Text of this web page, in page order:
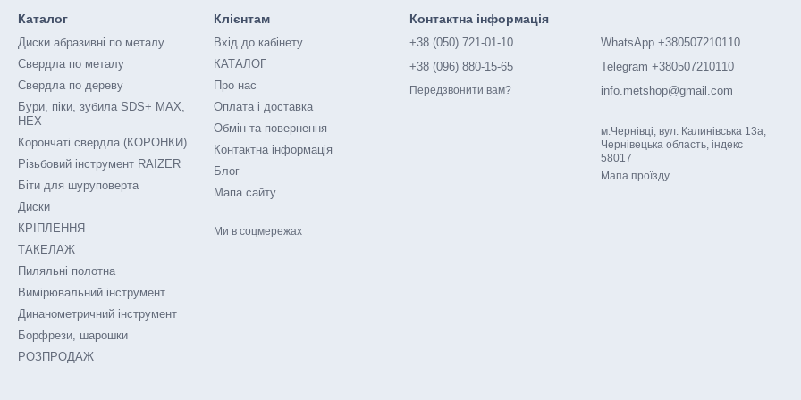
для широкого спектра тросів різних діаметрів і типів, включаючи сталеві, синтетичні, та інші. Вони ідеально підходять
проектах, суднобудуванні, вантажопідйомних роботах та інших галузях.
та Обслуговування
сталі легкі у встановленні та обслуговуванні. Їхній дизайн дозволяє швидко та легко здійснювати монтаж та регулювання, що
зажими різних розмірів, що дозволяє вибрати оптимальний варіант для кожного конкретного випадку. Це робить їх
у проектах з різними вимогами до розміру та ваги тросів.
міцність та довговічність.
та надійності, зажими DIN 741 з нержавіючої сталі є економічно вигідним рішенням. Їх тривалий термін служби знижує потребу в
на обслуговування та ремонт.
Каталог
Диски абразивні по металу
Свердла по металу
Свердла по дереву
Бури, піки, зубила SDS+ MAX,
HEX
Корончаті свердла (КОРОНКИ)
Різьбовий інструмент RAIZER
Біти для шуруповерта
Диски
КРІПЛЕННЯ
ТАКЕЛАЖ
Пиляльні полотна
Вимірювальний інструмент
Динанометричний інструмент
Борфрези, шарошки
РОЗПРОДАЖ
Клієнтам
Вхід до кабінету
КАТАЛОГ
Про нас
Оплата і доставка
Обмін та повернення
Контактна інформація
Блог
Мапа сайту
Ми в соцмережах
Контактна інформація
+38 (050) 721-01-10
+38 (096) 880-15-65
Передзвонити вам?
WhatsApp +380507210110
Telegram +380507210110
info.metshop@gmail.com
м.Чернівці, вул. Калинівська 13а,
Чернівецька область, індекс
58017
Мапа проїзду